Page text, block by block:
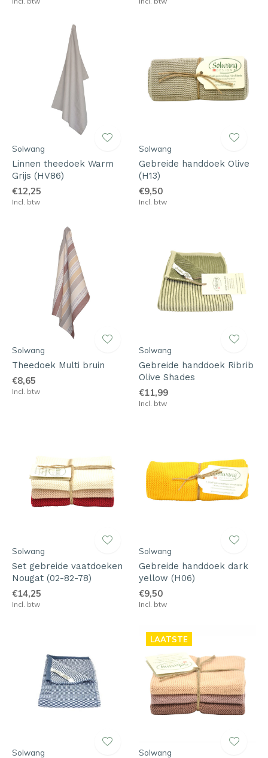
Solwang
Linnen theedoek Warm
Grijs (HV86)
€12,25
Incl. btw
Solwang
Gebreide handdoek Olive
(H13)
€9,50
Incl. btw
Solwang
Theedoek Multi bruin
€8,65
Incl. btw
Solwang
Gebreide handdoek Ribrib
Olive Shades
€11,99
Incl. btw
Solwang
Set gebreide vaatdoeken
Nougat (02-82-78)
€14,25
Incl. btw
Solwang
Gebreide handdoek dark
yellow (H06)
€9,50
Incl. btw
Solwang
LAATSTE
Solwang